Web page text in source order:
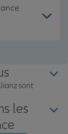
sont
les